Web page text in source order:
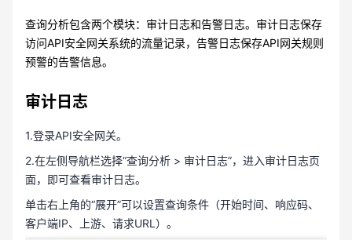
查询分析包含两个模块：审计日志和告警日志。审计日志保存
访问API安全网关系统的流量记录，告警日志保存API网关规则
预警的告警信息。
审计日志
1.登录API安全网关。
2.在左侧导航栏选择“查询分析 > 审计日志”，进入审计日志页
面，即可查看审计日志。
单击右上角的“展开”可以设置查询条件（开始时间、响应码、
客户端IP、上游、请求URL）。